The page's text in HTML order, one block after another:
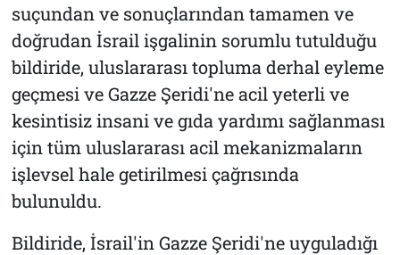
suçundan ve sonuçlarından tamamen ve
doğrudan İsrail işgalinin sorumlu tutulduğu
bildiride, uluslararası topluma derhal eyleme
geçmesi ve Gazze Şeridi'ne acil yeterli ve
kesintisiz insani ve gıda yardımı sağlanması
için tüm uluslararası acil mekanizmaların
işlevsel hale getirilmesi çağrısında
bulunuldu.
Bildiride, İsrail'in Gazze Şeridi'ne uyguladığı